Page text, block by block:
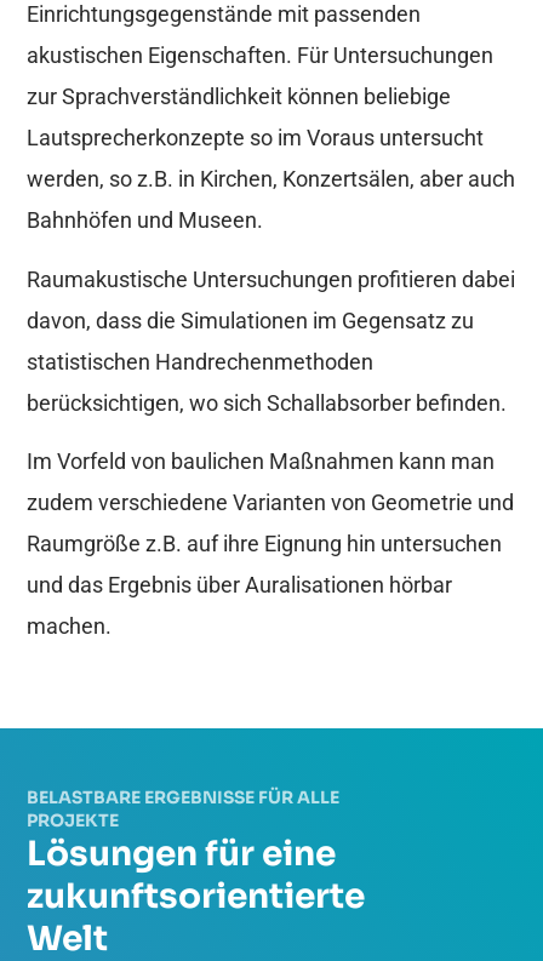
Einrichtungsgegenstände mit passenden
akustischen Eigenschaften. Für Untersuchungen
zur Sprachverständlichkeit können beliebige
Lautsprecherkonzepte so im Voraus untersucht
werden, so z.B. in Kirchen, Konzertsälen, aber auch
Bahnhöfen und Museen.
Raumakustische Untersuchungen profitieren dabei
davon, dass die Simulationen im Gegensatz zu
statistischen Handrechenmethoden
berücksichtigen, wo sich Schallabsorber befinden.
Im Vorfeld von baulichen Maßnahmen kann man
zudem verschiedene Varianten von Geometrie und
Raumgröße z.B. auf ihre Eignung hin untersuchen
und das Ergebnis über Auralisationen hörbar
machen.
BELASTBARE ERGEBNISSE FÜR ALLE
PROJEKTE
Lösungen für eine
zukunftsorientierte
Welt